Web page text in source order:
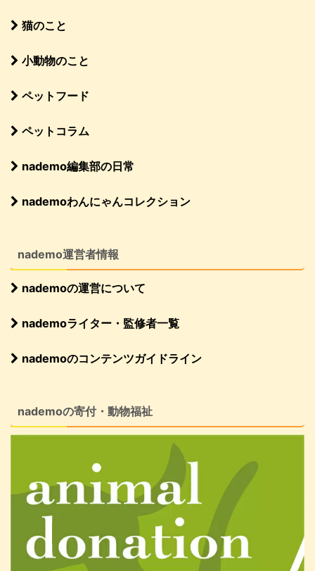
猫のこと
小動物のこと
ペットフード
ペットコラム
nademo編集部の日常
nademoわんにゃんコレクション
nademo運営者情報
nademoの運営について
nademoライター・監修者一覧
nademoのコンテンツガイドライン
nademoの寄付・動物福祉